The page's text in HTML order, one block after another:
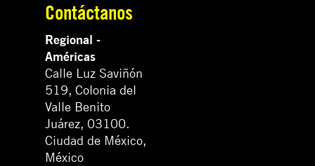
Contáctanos
Regional -
Américas
Calle Luz Saviñón
519, Colonia del
Valle Benito
Juárez, 03100.
Ciudad de México,
México